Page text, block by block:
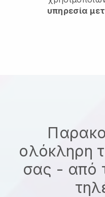
υπηρεσία
ολόκληρη
σας - από